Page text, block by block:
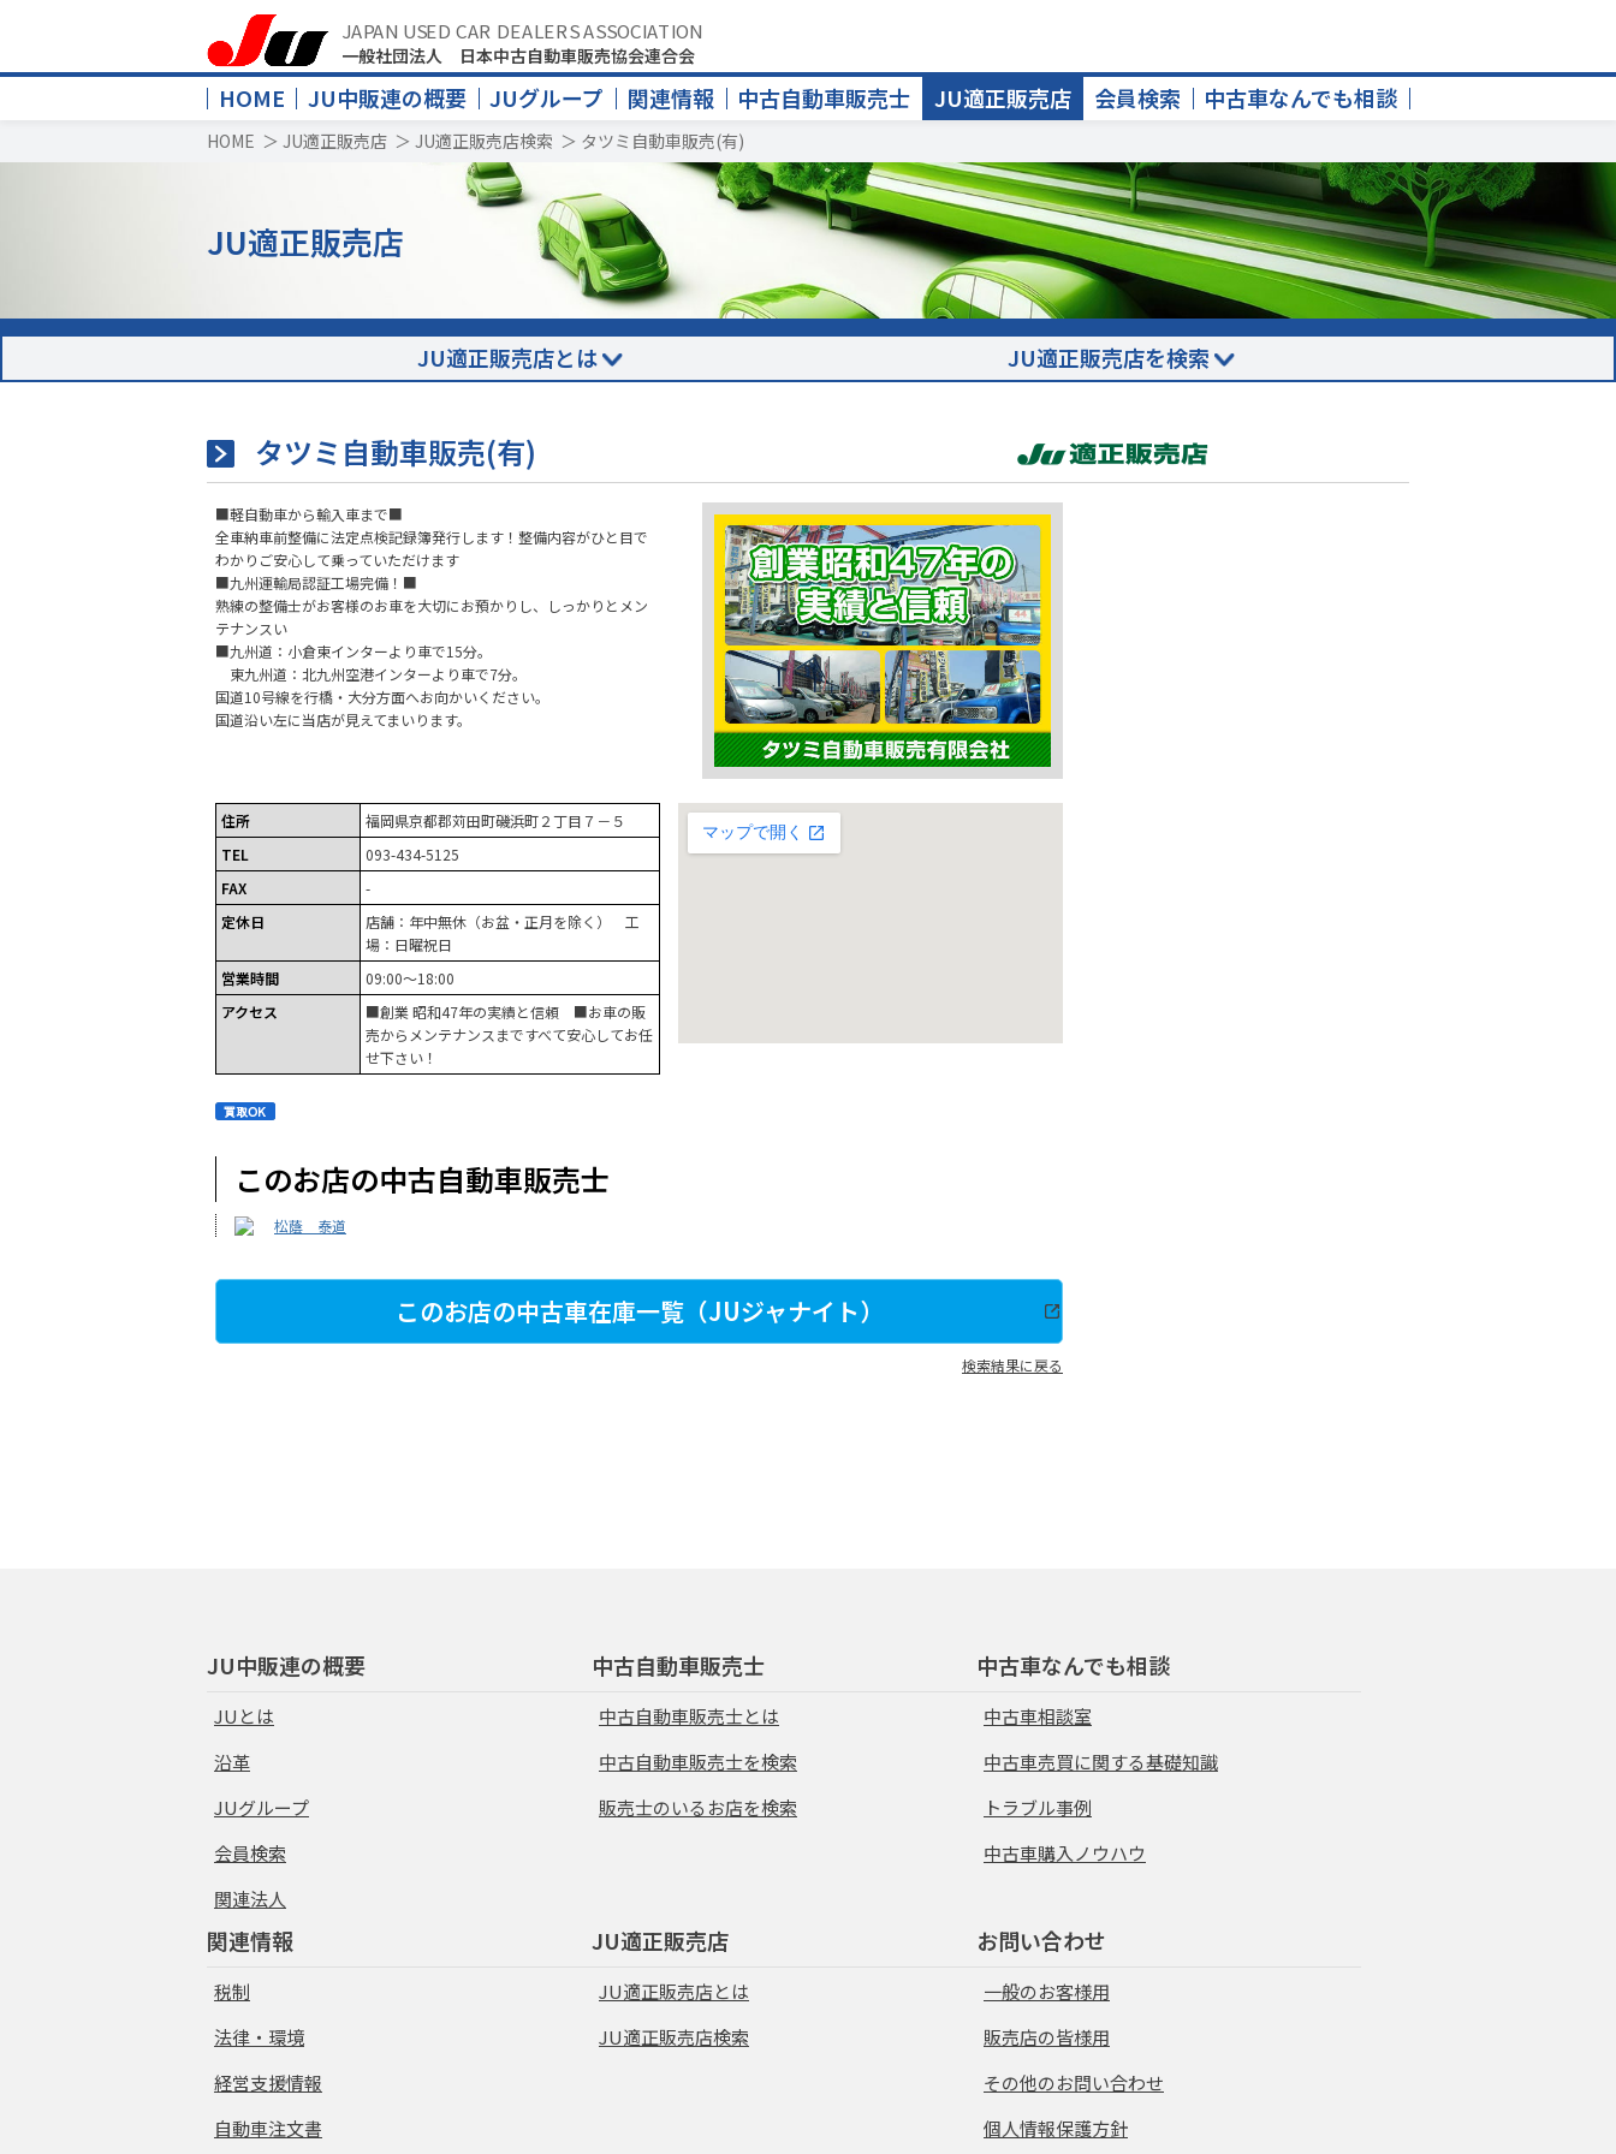
JAPAN USED CAR DEALERS ASSOCIATION
一般社団法人 日本中古自動車販売協会連合会
HOME JU中販連の概要 JUグループ 関連情報 中古自動車販売士 JU適正販売店 会員検索 中古車なんでも相談
HOME ＞ JU適正販売店 ＞ JU適正販売店検索 ＞ タツミ自動車販売(有)
JU適正販売店
JU適正販売店とは JU適正販売店を検索
タツミ自動車販売(有)
■軽自動車から輸入車まで■
全車納車前整備に法定点検記録簿発行します！整備内容がひと目で
わかりご安心して乗っていただけます
■九州運輸局認証工場完備！■
熟練の整備士がお客様のお車を大切にお預かりし、しっかりとメン
テナンスい
■九州道：小倉東インターより車で15分。
東九州道：北九州空港インターより車で7分。
国道10号線を行橋・大分方面へお向かいください。
国道沿い左に当店が見えてまいります。
住所
福岡県京都郡苅田町磯浜町２丁目７－５
TEL
093-434-5125
FAX
-
定休日
店舗：年中無休（お盆・正月を除く） 工
場：日曜祝日
営業時間
09:00～18:00
アクセス
■創業 昭和47年の実績と信頼 ■お車の販
売からメンテナンスまですべて安心してお任
せ下さい！
このお店の中古自動車販売士
松蔭 泰道
このお店の中古車在庫一覧（JUジャナイト）
検索結果に戻る
JU中販連の概要
JUとは
沿革
JUグループ
会員検索
関連法人
中古自動車販売士
中古自動車販売士とは
中古自動車販売士を検索
販売士のいるお店を検索
中古車なんでも相談
中古車相談室
中古車売買に関する基礎知識
トラブル事例
中古車購入ノウハウ
関連情報
税制
法律・環境
経営支援情報
自動車注文書
JU適正販売店
JU適正販売店とは
JU適正販売店検索
お問い合わせ
一般のお客様用
販売店の皆様用
その他のお問い合わせ
個人情報保護方針